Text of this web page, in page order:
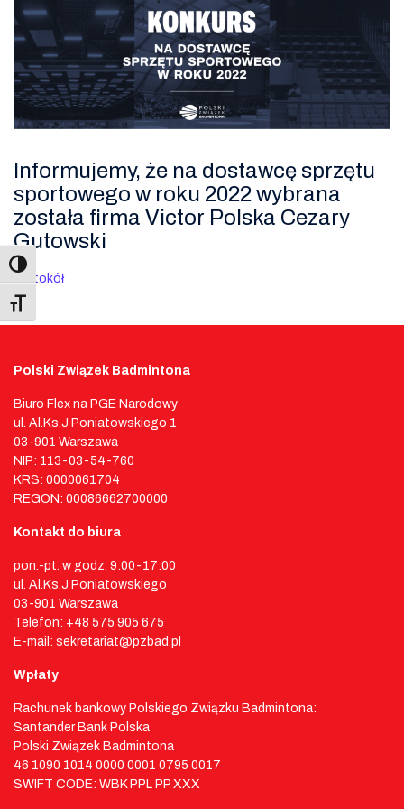
Toggle Font size
Informujemy, że na dostawcę sprzętu
sportowego w roku 2022 wybrana
została firma Victor Polska Cezary
Gutowski
Protokół
Polski Związek Badmintona
Biuro Flex na PGE Narodowy
ul. Al.Ks.J Poniatowskiego 1
03-901 Warszawa
NIP: 113-03-54-760
KRS: 0000061704
REGON: 00086662700000
Kontakt do biura
pon.-pt. w godz. 9:00-17:00
ul. Al.Ks.J Poniatowskiego
03-901 Warszawa
Telefon: +48 575 905 675
E-mail: sekretariat@pzbad.pl
Wpłaty
Rachunek bankowy Polskiego Związku Badmintona:
Santander Bank Polska
Polski Związek Badmintona
46 1090 1014 0000 0001 0795 0017
SWIFT CODE: WBK PPL PP XXX